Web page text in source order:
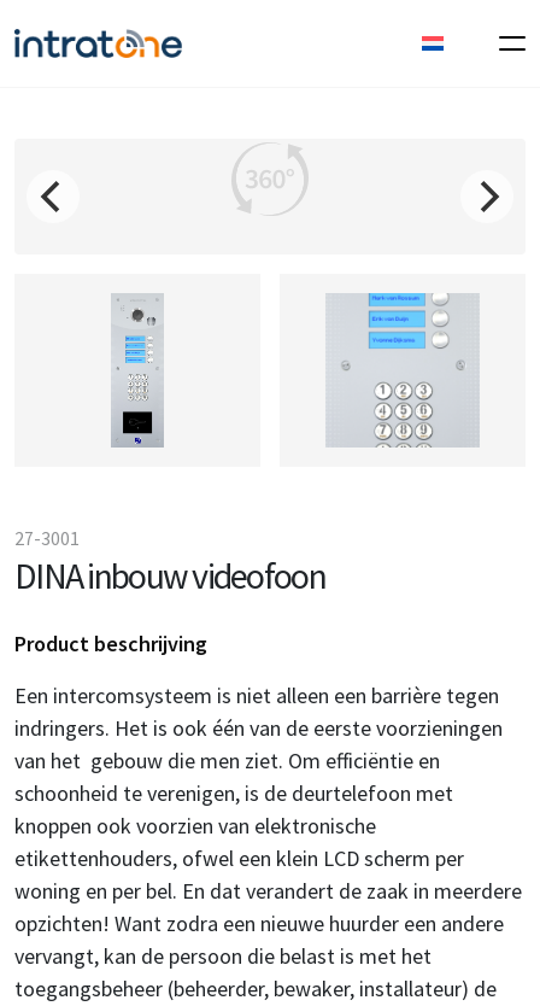
27-3001
DINA inbouw videofoon
Product beschrijving
Een intercomsysteem is niet alleen een barrière tegen
indringers. Het is ook één van de eerste voorzieningen
van het gebouw die men ziet. Om efficiëntie en
schoonheid te verenigen, is de deurtelefoon met
knoppen ook voorzien van elektronische
etikettenhouders, ofwel een klein LCD scherm per
woning en per bel. En dat verandert de zaak in meerdere
opzichten! Want zodra een nieuwe huurder een andere
vervangt, kan de persoon die belast is met het
toegangsbeheer (beheerder, bewaker, installateur) de